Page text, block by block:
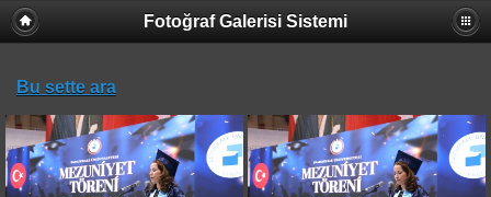
Fotoğraf Galerisi Sistemi
Bu sette ara